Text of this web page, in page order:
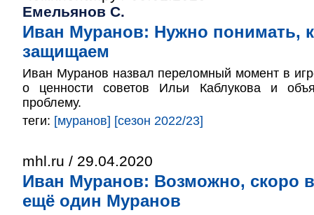
Емельянов С.
Иван Муранов: Нужно понимать,
защищаем
Иван Муранов назвал переломный момент в
о ценности советов Ильи Каблукова и
проблему.
теги: [муранов] [сезон 2022/23]
mhl.ru / 29.04.2020
Иван Муранов: Возможно, скоро
ещё один Муранов